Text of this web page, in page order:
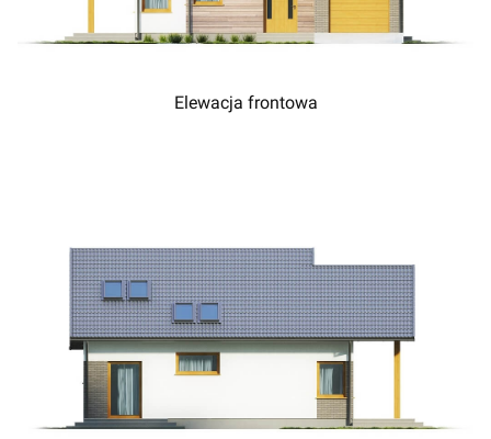
Elewacja frontowa